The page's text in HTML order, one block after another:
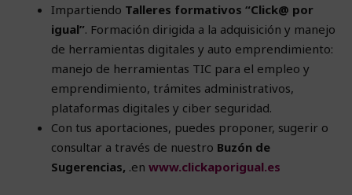
Impartiendo Talleres formativos “Click@ por
igual”. Formación dirigida a la adquisición y manejo
de herramientas digitales y auto emprendimiento:
manejo de herramientas TIC para el empleo y
emprendimiento, trámites administrativos,
plataformas digitales y ciber seguridad.
Con tus aportaciones, puedes proponer, sugerir o
consultar a través de nuestro Buzón de
Sugerencias, .en www.clickaporigual.es